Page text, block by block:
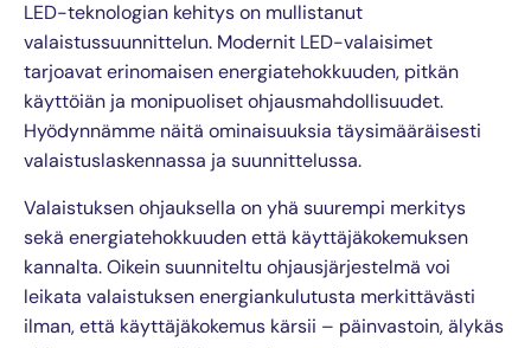
LED-teknologian kehitys on mullistanut
valaistussuunnittelun. Modernit LED-valaisimet
tarjoavat erinomaisen energiatehokkuuden, pitkän
käyttöiän ja monipuoliset ohjausmahdollisuudet.
Hyödynnämme näitä ominaisuuksia täysimääräisesti
valaistuslaskennassa ja suunnittelussa.
Valaistuksen ohjauksella on yhä suurempi merkitys
sekä energiatehokkuuden että käyttäjäkokemuksen
kannalta. Oikein suunniteltu ohjausjärjestelmä voi
leikata valaistuksen energiankulutusta merkittävästi
ilman, että käyttäjäkokemus kärsii – päinvastoin, älykäs